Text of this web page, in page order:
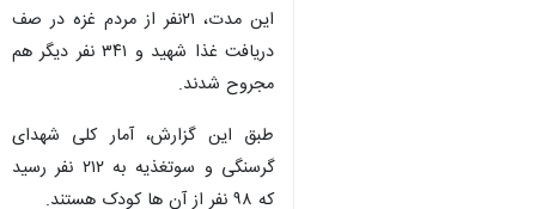
این مدت، ۲۱نفر از مردم غزه در صف
دریافت غذا شهید و ۳۴۱ نفر دیگر هم
مجروح شدند.
طبق این گزارش، آمار کلی شهدای
گرسنگی و سوتغذیه به ۲۱۲ نفر رسید
که ۹۸ نفر از آن ها کودک هستند.